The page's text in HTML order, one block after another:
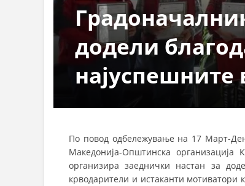
додели
најуспешните
По повод одбележување на 17 Март-
Македонија-Општинска
организира заеднички настан за
крводарители и истаканти мотиватори